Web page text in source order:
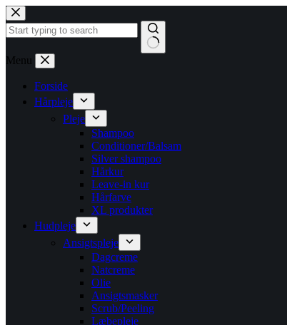
Fortsæt
til
indhold
Ingen
resultater
Menu
Forside
Hårpleje
Pleje
Shampoo
Conditioner/Balsam
Silver shampoo
Hårkur
Leave-in kur
Hårfarve
XL produkter
Hudpleje
Ansigtspleje
Dagcreme
Natcreme
Olie
Ansigtsmasker
Scrub/Peeling
Læbepleje